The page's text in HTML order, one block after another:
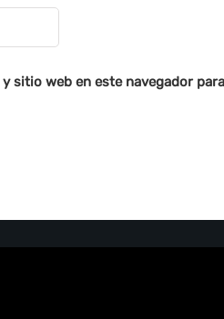
sitio web en este navegador